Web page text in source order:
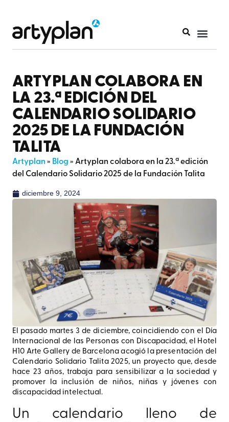
ARTYPLAN COLABORA EN
LA 23.ª EDICIÓN DEL
CALENDARIO SOLIDARIO
2025 DE LA FUNDACIÓN
TALITA
Artyplan» Blog » Artyplan colabora en la 23.ª edición
del Calendario Solidario 2025 de la Fundación Talita
diciembre 9, 2024
El pasado martes 3 de diciembre, coincidiendo con el Día
Internacional de las Personas con Discapacidad, el Hotel
H10 Arte Gallery de Barcelona acogió la presentación del
Calendario Solidario Talita 2025, un proyecto que, desde
hace 23 años, trabaja para sensibilizar a la sociedad y
promover la inclusión de niños, niñas y jóvenes con
discapacidad intelectual.
Un calendario lleno de